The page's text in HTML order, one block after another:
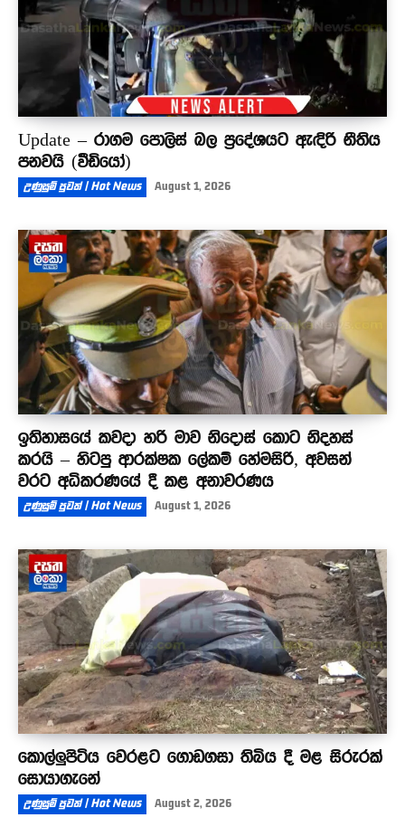
Update – රාගම පොලිස් බල ප්‍රදේශයට ඇඳිරි නීතිය
පනවයි (වීඩියෝ)
උණුසුම් පුවත් | Hot News August 1, 2026
ඉතිහාසයේ කවදා හරි මාව නිදොස් කොට නිදහස්
කරයි – හිටපු ආරක්ෂක ලේකම් හේමසිරි, අවසන්
වරට අධිකරණයේ දී කළ අනාවරණය
උණුසුම් පුවත් | Hot News August 1, 2026
කොල්ලුපිටිය වෙරළට ගොඩගසා තිබිය දී මළ සිරුරක්
සොයාගැනේ
උණුසුම් පුවත් | Hot News August 2, 2026